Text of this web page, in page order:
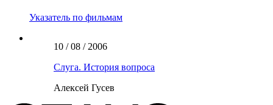
Указатель по фильмам
10 / 08 / 2006
Слуга. История вопроса
Алексей Гусев